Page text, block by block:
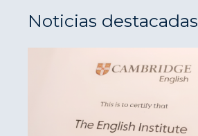
Noticias destacadas